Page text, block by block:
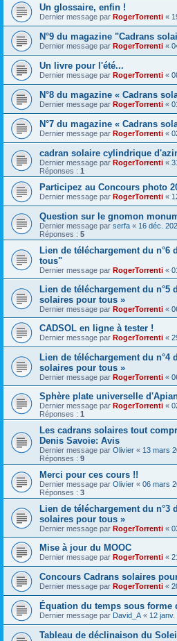
Un glossaire, enfin !
Dernier message par RogerTorrenti «
N°9 du magazine "Cadrans
Dernier message par RogerTorrenti «
Un livre pour l'été...
Dernier message par RogerTorrenti «
N°8 du magazine « Cadrans
Dernier message par RogerTorrenti «
N°7 du magazine « Cadrans
Dernier message par RogerTorrenti «
cadran solaire cylindrique
Dernier message par RogerTorrenti «
Réponses : 1
Participez au Concours photo
Dernier message par RogerTorrenti «
Question sur le gnomon
Dernier message par serfa « 16 déc.
Réponses : 5
Lien de téléchargement du n°6
tous"
Dernier message par RogerTorrenti «
Lien de téléchargement du n°5
solaires pour tous »
Dernier message par RogerTorrenti «
CADSOL en ligne à tester !
Dernier message par RogerTorrenti «
Lien de téléchargement du n°4
solaires pour tous »
Dernier message par RogerTorrenti «
Sphère plate universelle
Dernier message par RogerTorrenti «
Réponses : 1
Les cadrans solaires tout
Denis Savoie: Avis
Dernier message par Olivier « 13 mars
Réponses : 9
Merci pour ces cours !!
Dernier message par Olivier « 06 mars
Réponses : 3
Lien de téléchargement du n°3
solaires pour tous »
Dernier message par RogerTorrenti «
Mise à jour du MOOC
Dernier message par RogerTorrenti «
Concours Cadrans solaires
Dernier message par RogerTorrenti «
Équation du temps sous forme
Dernier message par David_A « 12
Tableau de déclinaison du Soleil